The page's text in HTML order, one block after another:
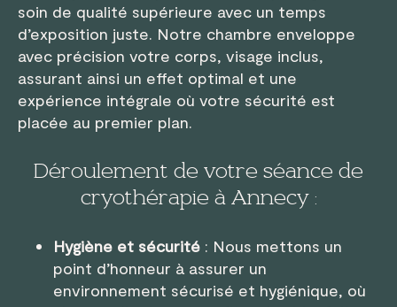
soin de qualité supérieure avec un temps
d’exposition juste. Notre chambre enveloppe
avec précision votre corps, visage inclus,
assurant ainsi un effet optimal et une
expérience intégrale où votre sécurité est
placée au premier plan.
Déroulement de votre séance de
cryothérapie à Annecy :
Hygiène et sécurité : Nous mettons un
point d’honneur à assurer un
environnement sécurisé et hygiénique, où